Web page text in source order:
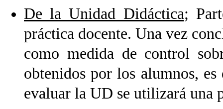
De la Unidad Didáctica;
práctica docente. Una vez
como medida de control
obtenidos por los alumnos,
evaluar la UD se utilizará una